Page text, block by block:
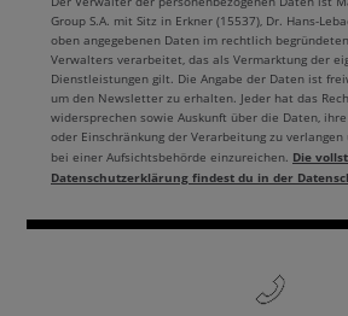
Group S.A. mit Sitz in Erkner (15537), Dr. Hans-
oben angegebenen Daten im rechtlich
Verwalters verarbeitet, das als Vermarktung der
Dienstleistungen gilt. Die Angabe der Daten ist
um den Newsletter zu erhalten. Jeder hat das
widersprechen sowie Auskunft über die Daten, ihre
oder Einschränkung der Verarbeitung zu verlangen
bei einer Aufsichtsbehörde einzureichen. Die
Datenschutzerklärung findest du in der